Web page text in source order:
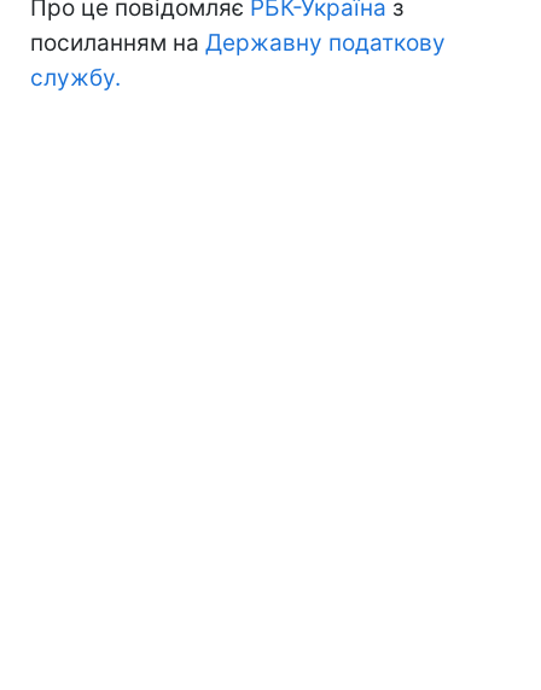
Про це повідомляє РБК-Україна з
посиланням на Державну податкову
службу.